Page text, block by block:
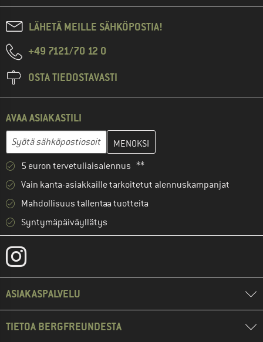
LÄHETÄ MEILLE SÄHKÖPOSTIA!
+49 7121/70 12 0
OSTA TIEDOSTAVASTI
AVAA ASIAKASTILI
Syötä sähköpostiosoitteesi...
Anna sähköpostiosoitteesi ja luo seuraavassa vaiheessa
5 euron tervetuliaisalennus **
Vain kanta-asiakkaille tarkoitetut alennuskampanjat
Mahdollisuus tallentaa tuotteita
Syntymäpäiväyllätys
ASIAKASPALVELU
TIETOA BERGFREUNDESTA